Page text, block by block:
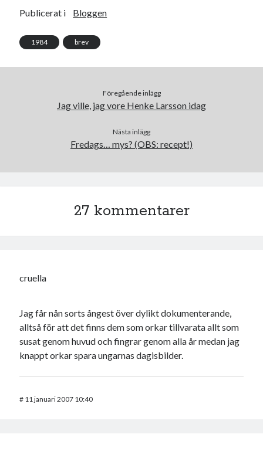
b
k
t
Publicerat i Bloggen
1984 brev
Föregående inlägg
Jag ville, jag vore Henke Larsson idag
Nästa inlägg
Fredags… mys? (OBS: recept!)
27 kommentarer
cruella
Jag får nån sorts ångest över dylikt dokumenterande,
alltså för att det finns dem som orkar tillvarata allt som
susat genom huvud och fingrar genom alla år medan jag
knappt orkar spara ungarnas dagisbilder.
# 11 januari 2007 10:40